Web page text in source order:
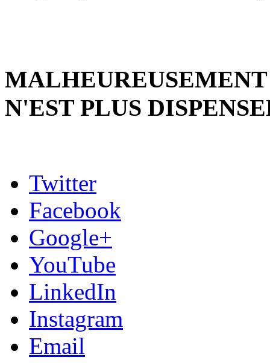
N'EST PLUS
Twitter
Facebook
Google+
YouTube
LinkedIn
Instagram
Email